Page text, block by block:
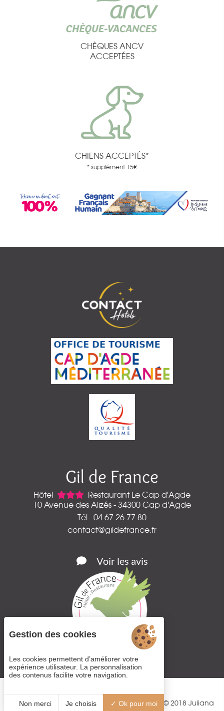
CHÈQUES ANCV
ACCEPTÉES
CHIENS ACCEPTÉS*
* supplément 15€
Gil de France
Hôtel
Restaurant Le Cap d'Agde
10 Avenue des Alizés - 34300 Cap d'Agde
Tél : 04.67.26.77.80
contact@gildefrance.fr
Voir les avis
© 2018 Juliana
Gestion des cookies
Les cookies permettent d’améliorer votre
expérience utilisateur. La personnalisation
des contenus facilite votre navigation.
Non merci Je choisis Ok pour moi